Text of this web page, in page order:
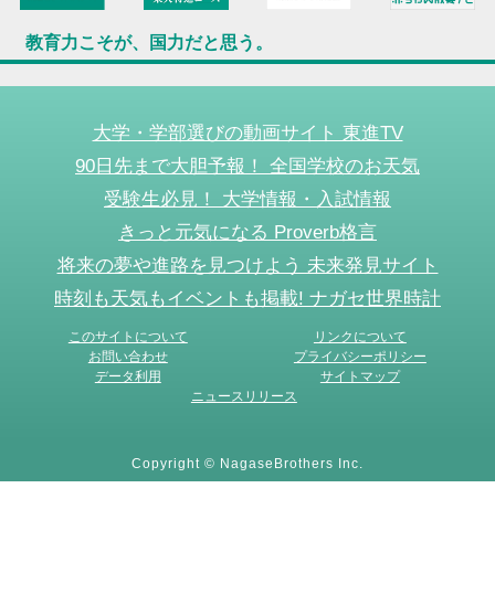
教育力こそが、国力だと思う。
大学・学部選びの動画サイト 東進TV
90日先まで大胆予報！ 全国学校のお天気
受験生必見！ 大学情報・入試情報
きっと元気になる Proverb格言
将来の夢や進路を見つけよう 未来発見サイト
時刻も天気もイベントも掲載! ナガセ世界時計
このサイトについて
リンクについて
お問い合わせ
プライバシーポリシー
データ利用
サイトマップ
ニュースリリース
Copyright © NagaseBrothers Inc.